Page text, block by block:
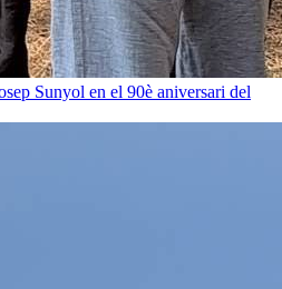
Sunyol en el 90è aniversari del